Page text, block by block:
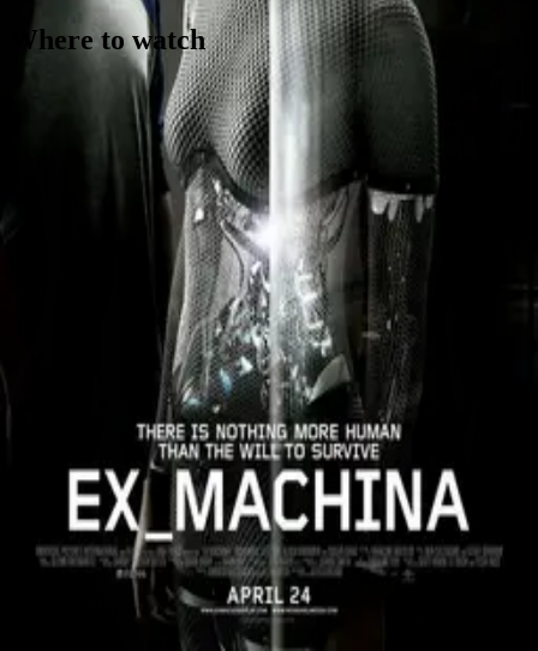
Where to watch
FeedbackPrivacyTerms
Byoscoop ·a product of Boydroid B.V.